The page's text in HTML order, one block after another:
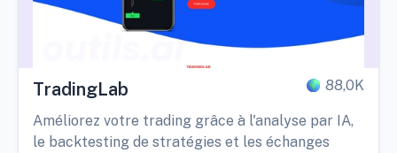
TradingLab 88,0K
Améliorez votre trading grâce à l'analyse par IA,
le backtesting de stratégies et les échanges